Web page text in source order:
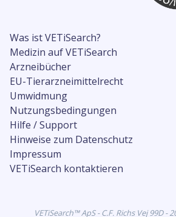
Was ist VETiSearch?
Medizin auf VETiSearch
Arzneibücher
EU-Tierarzneimittelrecht
Umwidmung
Nutzungsbedingungen
Hilfe / Support
Hinweise zum Datenschutz
Impressum
VETiSearch kontaktieren
VETiSearch™ ApS - C.F. Richs Vej 99D -